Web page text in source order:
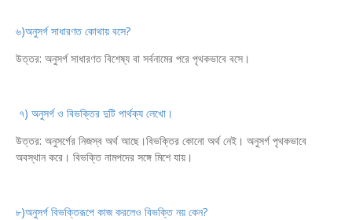
৬)অনুসর্গ সাধারণত কোথায় বসে?
উত্তর: অনুসর্গ সাধারণত বিশেষ্য বা সর্বনামের পরে পৃথকভাবে বসে।
৭) অনুসর্গ ও বিভক্তির দুটি পার্থক্য লেখো।
উত্তর: অনুসর্গের নিজস্ব অর্থ আছে।বিভক্তির কোনো অর্থ নেই। অনুসর্গ পৃথকভাবে
অবস্থান করে। বিভক্তি নামপদের সঙ্গে মিশে যায়।
৮)অনুসর্গ বিভক্তিরূপে কাজ করলেও বিভক্তি নয় কেন?